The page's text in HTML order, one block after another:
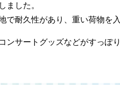
ました。
耐久性があり、重い荷物を
サートグッズなどがすっぽ